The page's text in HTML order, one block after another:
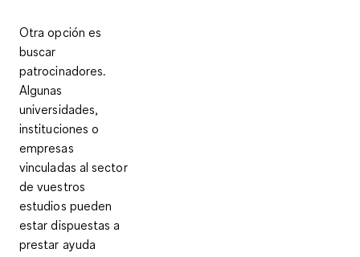
Otra opción es
buscar
patrocinadores.
Algunas
universidades,
instituciones o
empresas
vinculadas al sector
de vuestros
estudios pueden
estar dispuestas a
prestar ayuda